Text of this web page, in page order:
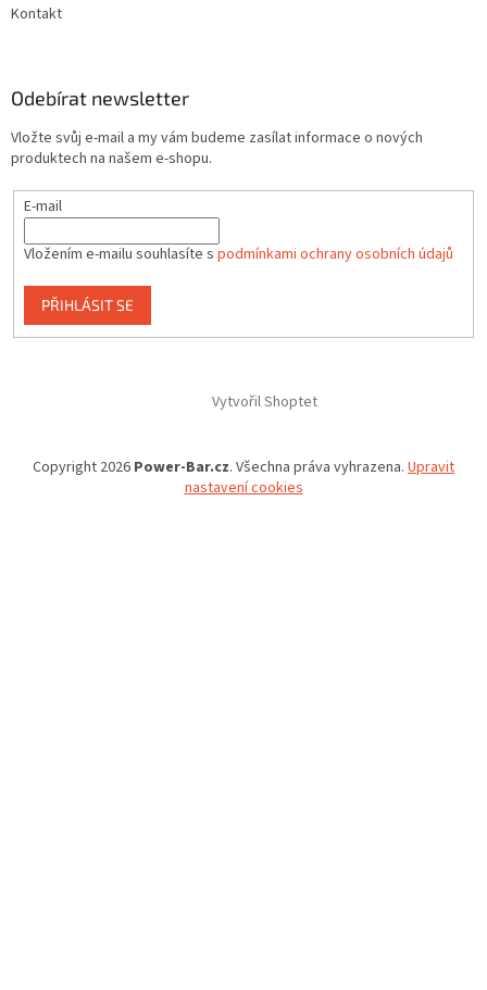
Kontakt
Odebírat newsletter
Vložte svůj e-mail a my vám budeme zasílat informace o nových
produktech na našem e-shopu.
E-mail
Vložením e-mailu souhlasíte s podmínkami ochrany osobních údajů
PŘIHLÁSIT SE
Vytvořil Shoptet
Copyright 2026 Power-Bar.cz. Všechna práva vyhrazena. Upravit
nastavení cookies